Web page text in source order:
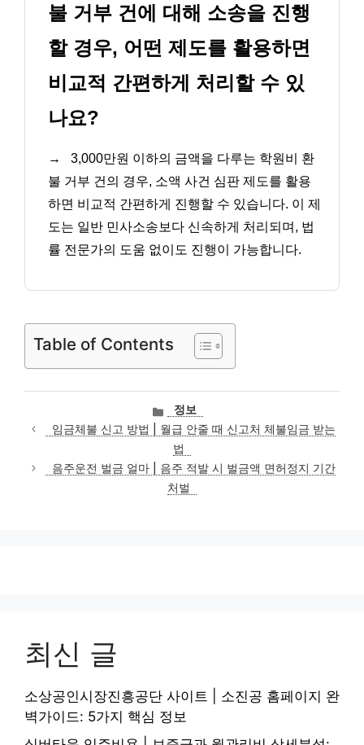
불 거부 건에 대해 소송을 진행
할 경우, 어떤 제도를 활용하면
비교적 간편하게 처리할 수 있
나요?
→
3,000만원 이하의 금액을 다루는 학원비 환
불 거부 건의 경우, 소액 사건 심판 제도를 활용
하면 비교적 간편하게 진행할 수 있습니다. 이 제
도는 일반 민사소송보다 신속하게 처리되며, 법
률 전문가의 도움 없이도 진행이 가능합니다.
Table of Contents
카
테
고
리
정보
임금체불 신고 방법 | 월급 안줄 때 신고처 체불임금 받는
법
음주운전 벌금 얼마 | 음주 적발 시 벌금액 면허정지 기간
처벌
최신 글
소상공인시장진흥공단 사이트 | 소진공 홈페이지 완
벽가이드: 5가지 핵심 정보